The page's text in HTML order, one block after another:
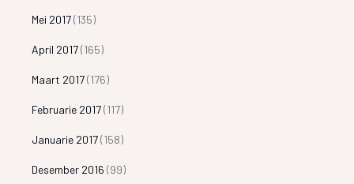
Mei 2017(135)
April 2017(165)
Maart 2017(176)
Februarie 2017(117)
Januarie 2017(158)
Desember 2016 (99)